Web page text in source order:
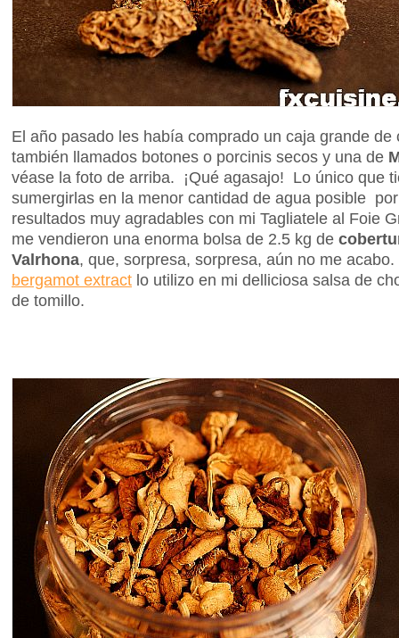
El año pasado les había comprado un caja grande
también llamados botones o porcinis secos y una de
véase la foto de arriba. ¡Qué agasajo! Lo único que
sumergirlas en la menor cantidad de agua posible
resultados muy agradables con mi Tagliatele al Foie
me vendieron una enorma bolsa de 2.5 kg de
Valrhona, que, sorpresa, sorpresa, aún no me
bergamot extract lo utilizo en mi delliciosa salsa de
de tomillo.